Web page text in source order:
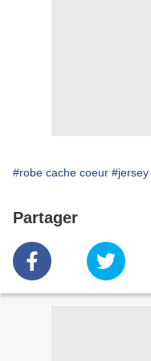
#robe cache coeur #jersey
Partager